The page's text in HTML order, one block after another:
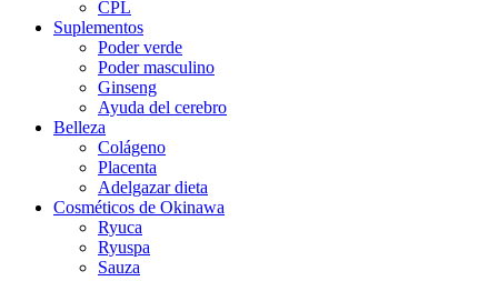
CPL
Suplementos
Poder verde
Poder masculino
Ginseng
Ayuda del cerebro
Belleza
Colágeno
Placenta
Adelgazar dieta
Cosméticos de Okinawa
Ryuca
Ryuspa
Sauza